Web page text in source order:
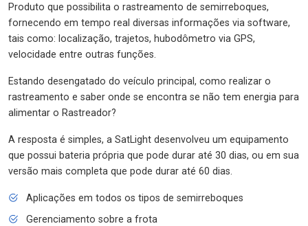
Produto que possibilita o rastreamento de semirreboques,
fornecendo em tempo real diversas informações via software,
tais como: localização, trajetos, hubodômetro via GPS,
velocidade entre outras funções.
Estando desengatado do veículo principal, como realizar o
rastreamento e saber onde se encontra se não tem energia para
alimentar o Rastreador?
A resposta é simples, a SatLight desenvolveu um equipamento
que possui bateria própria que pode durar até 30 dias, ou em sua
versão mais completa que pode durar até 60 dias.
Aplicações em todos os tipos de semirreboques
Gerenciamento sobre a frota